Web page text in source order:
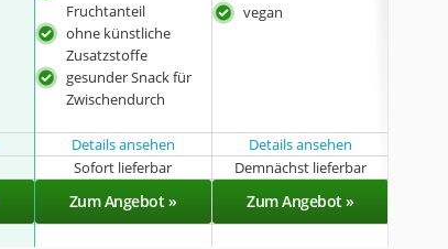
Fruchtanteil
ohne künstliche
Zusatzstoffe
gesunder Snack für
Zwischendurch
vegan
Details ansehen Details ansehen
Sofort lieferbar Demnächst lieferbar
Zum Angebot » Zum Angebot »